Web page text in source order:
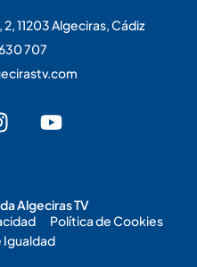
11203 Algeciras, Cádiz
707
Algeciras TV
Política de Cookies
Igualdad